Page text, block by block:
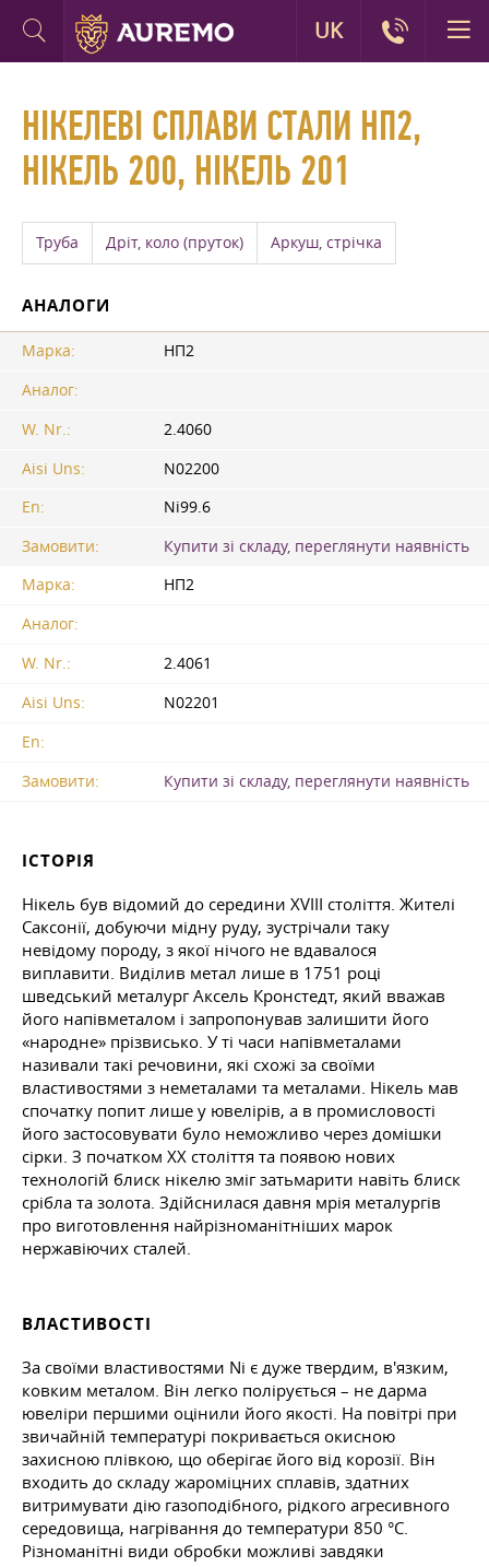
НІКЕЛЕВІ СПЛАВИ СТАЛИ НП2,
НІКЕЛЬ 200, НІКЕЛЬ 201
Труба Дріт, коло (пруток) Аркуш, стрічка
АНАЛОГИ
Марка:
НП2
Аналог:
W. Nr.:
2.4060
Aisi Uns:
N02200
En:
Ni99.6
Замовити:
Купити зі складу, переглянути наявність
Марка:
НП2
Аналог:
W. Nr.:
2.4061
Aisi Uns:
N02201
En:
Замовити:
Купити зі складу, переглянути наявність
ІСТОРІЯ
Нікель був відомий до середини ХVIII століття. Жителі
Саксонії, добуючи мідну руду, зустрічали таку
невідому породу, з якої нічого не вдавалося
виплавити. Виділив метал лише в 1751 році
шведський металург Аксель Кронстедт, який вважав
його напівметалом і запропонував залишити його
«народне» прізвисько. У ті часи напівметалами
називали такі речовини, які схожі за своїми
властивостями з неметалами та металами. Нікель мав
спочатку попит лише у ювелірів, а в промисловості
його застосовувати було неможливо через домішки
сірки. З початком ХХ століття та появою нових
технологій блиск нікелю зміг затьмарити навіть блиск
срібла та золота. Здійснилася давня мрія металургів
про виготовлення найрізноманітніших марок
нержавіючих сталей.
ВЛАСТИВОСТІ
За своїми властивостями Ni є дуже твердим, в'язким,
ковким металом. Він легко полірується – не дарма
ювеліри першими оцінили його якості. На повітрі при
звичайній температурі покривається окисною
захисною плівкою, що оберігає його від корозії. Він
входить до складу жароміцних сплавів, здатних
витримувати дію газоподібного, рідкого агресивного
середовища, нагрівання до температури 850 °C.
Різноманітні види обробки можливі завдяки
UK